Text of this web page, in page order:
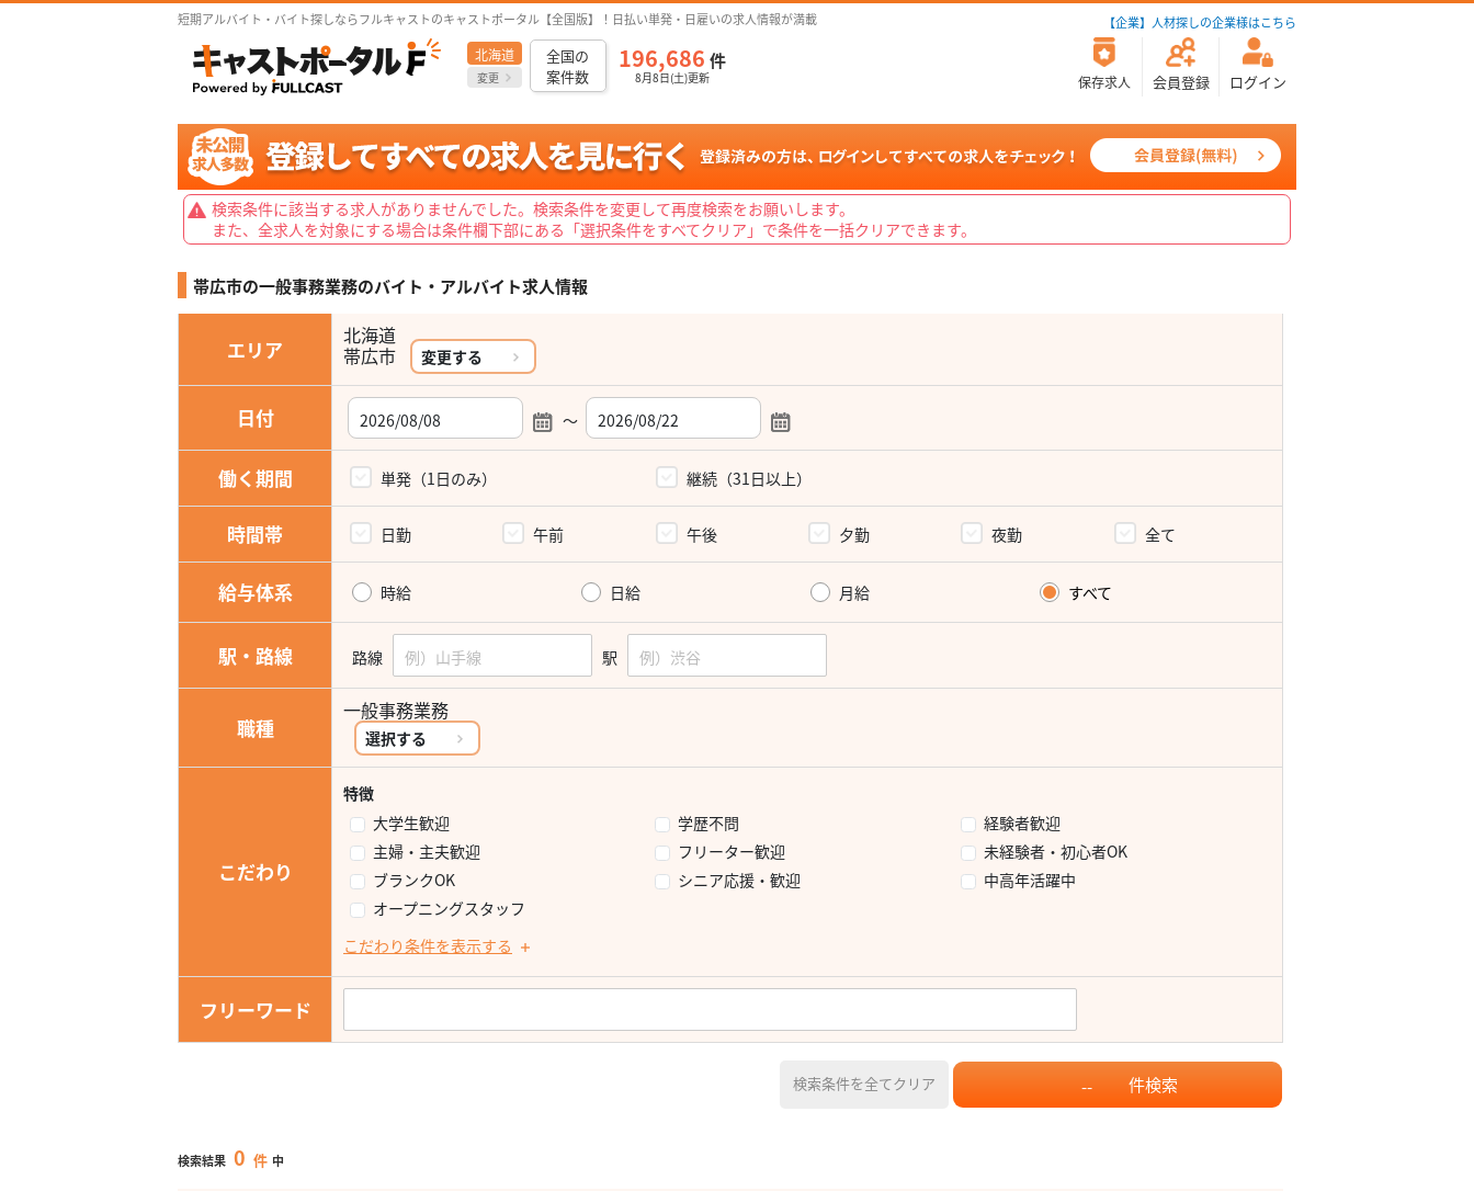
短期アルバイト・バイト探しならフルキャストのキャストポータル【全国版】！日払い単発・日雇いの求人情報が満載 【企業】人材探しの企業様はこちら
北海道
変更
全国の
案件数
196,686 件
8月8日(土)更新 保存求人 会員登録 ログイン
検索条件に該当する求人がありませんでした。検索条件を変更して再度検索をお願いします。
また、全求人を対象にする場合は条件欄下部にある「選択条件をすべてクリア」で条件を一括クリアできます。
帯広市の一般事務業務のバイト・アルバイト求人情報
エリア
北海道
帯広市 変更する
日付 ～
働く期間 単発（1日のみ） 継続（31日以上）
時間帯 日勤 午前 午後 夕勤 夜勤 全て
給与体系 時給 日給 月給 すべて
駅・路線 路線 駅
職種
一般事務業務
選択する
こだわり
特徴
大学生歓迎
学歴不問
経験者歓迎
主婦・主夫歓迎
フリーター歓迎
未経験者・初心者OK
ブランクOK
シニア応援・歓迎
中高年活躍中
オープニングスタッフ
こだわり条件を表示する
フリーワード
検索条件を全てクリア -- 件検索
検索結果 0 件 中